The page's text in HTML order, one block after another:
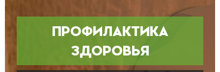
ПРОФИЛАКТИКА
ЗДОРОВЬЯ